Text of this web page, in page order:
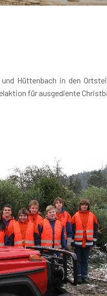
Hüttenbach in den
für ausgediente